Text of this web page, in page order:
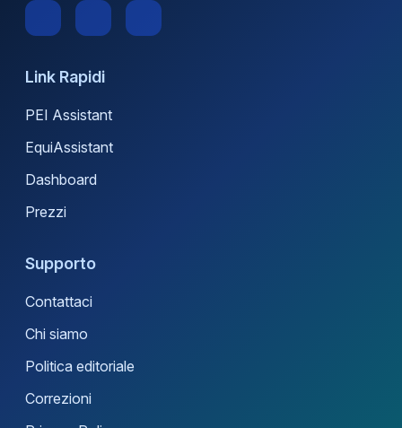
Link Rapidi
PEI Assistant
EquiAssistant
Dashboard
Prezzi
Supporto
Contattaci
Chi siamo
Politica editoriale
Correzioni